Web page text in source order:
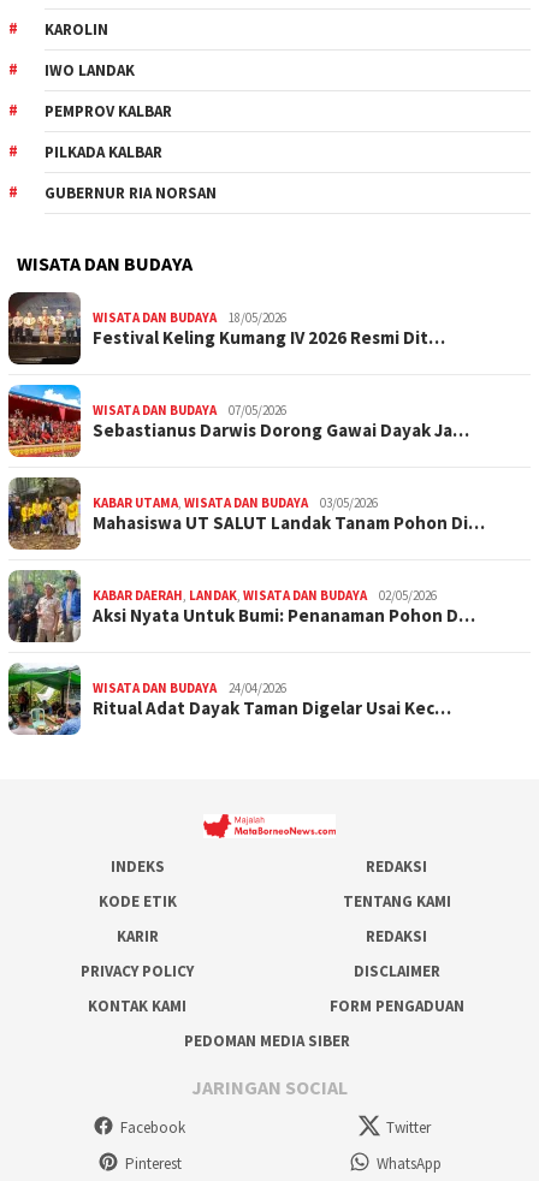
KAROLIN
IWO LANDAK
PEMPROV KALBAR
PILKADA KALBAR
GUBERNUR RIA NORSAN
WISATA DAN BUDAYA
WISATA DAN BUDAYA 18/05/2026
Festival Keling Kumang IV 2026 Resmi Dit…
WISATA DAN BUDAYA 07/05/2026
Sebastianus Darwis Dorong Gawai Dayak Ja…
KABAR UTAMA, WISATA DAN BUDAYA 03/05/2026
Mahasiswa UT SALUT Landak Tanam Pohon Di…
KABAR DAERAH, LANDAK, WISATA DAN BUDAYA 02/05/2026
Aksi Nyata Untuk Bumi: Penanaman Pohon D…
WISATA DAN BUDAYA 24/04/2026
Ritual Adat Dayak Taman Digelar Usai Kec…
INDEKS
REDAKSI
KODE ETIK
TENTANG KAMI
KARIR
REDAKSI
PRIVACY POLICY
DISCLAIMER
KONTAK KAMI
FORM PENGADUAN
PEDOMAN MEDIA SIBER
JARINGAN SOCIAL
Facebook
Twitter
Pinterest
WhatsApp